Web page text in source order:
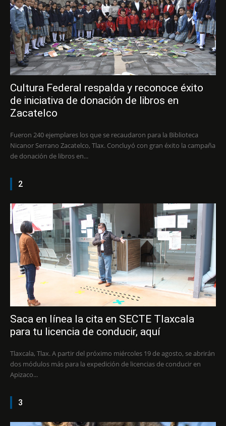
Cultura Federal respalda y reconoce éxito
de iniciativa de donación de libros en
Zacatelco
Fueron 240 ejemplares los que se recaudaron para la Biblioteca
Nicanor Serrano Zacatelco, Tlax. Concluyó con gran éxito la campaña
de donación de libros en...
2
Saca en línea la cita en SECTE Tlaxcala
para tu licencia de conducir, aquí
Tlaxcala, Tlax. A partir del próximo miércoles 19 de agosto, se abrirán
dos módulos más para la expedición de licencias de conducir en
Apizaco...
3